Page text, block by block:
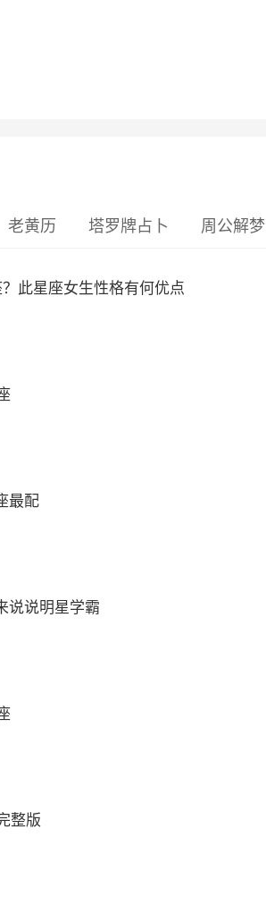
老黄历 塔罗牌占卜 周公解梦
此星座女生性格有何优点
最配
说说明星学霸
整版